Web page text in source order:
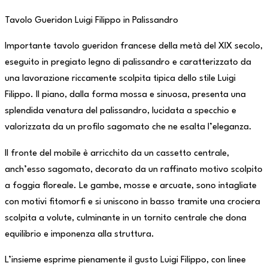
Tavolo Gueridon Luigi Filippo in Palissandro
Importante tavolo gueridon francese della metà del XIX secolo,
eseguito in pregiato legno di palissandro e caratterizzato da
una lavorazione riccamente scolpita tipica dello stile Luigi
Filippo. Il piano, dalla forma mossa e sinuosa, presenta una
splendida venatura del palissandro, lucidata a specchio e
valorizzata da un profilo sagomato che ne esalta l’eleganza.
Il fronte del mobile è arricchito da un cassetto centrale,
anch’esso sagomato, decorato da un raffinato motivo scolpito
a foggia floreale. Le gambe, mosse e arcuate, sono intagliate
con motivi fitomorfi e si uniscono in basso tramite una crociera
scolpita a volute, culminante in un tornito centrale che dona
equilibrio e imponenza alla struttura.
L’insieme esprime pienamente il gusto Luigi Filippo, con linee